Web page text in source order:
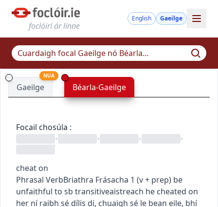
foclóirí ár linne
English Gaeilge
Gaeilge
NUA
Béarla-Gaeilge
Focail chosúla :
•
• • •
cheat on
Phrasal VerbBriathra Frásacha 1 (v + prep) be
unfaithful to sb transitiveaistreach he cheated on
her ní raibh sé dílis di, chuaigh sé le bean eile, bhí